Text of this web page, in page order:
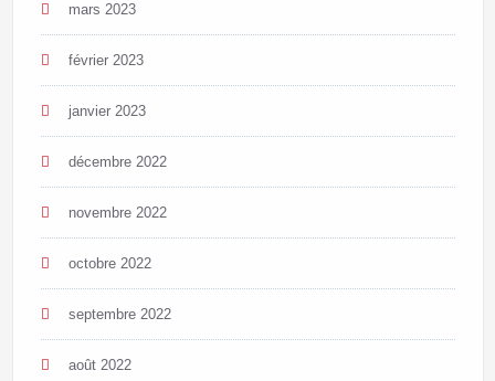
mars 2023
février 2023
janvier 2023
décembre 2022
novembre 2022
octobre 2022
septembre 2022
août 2022